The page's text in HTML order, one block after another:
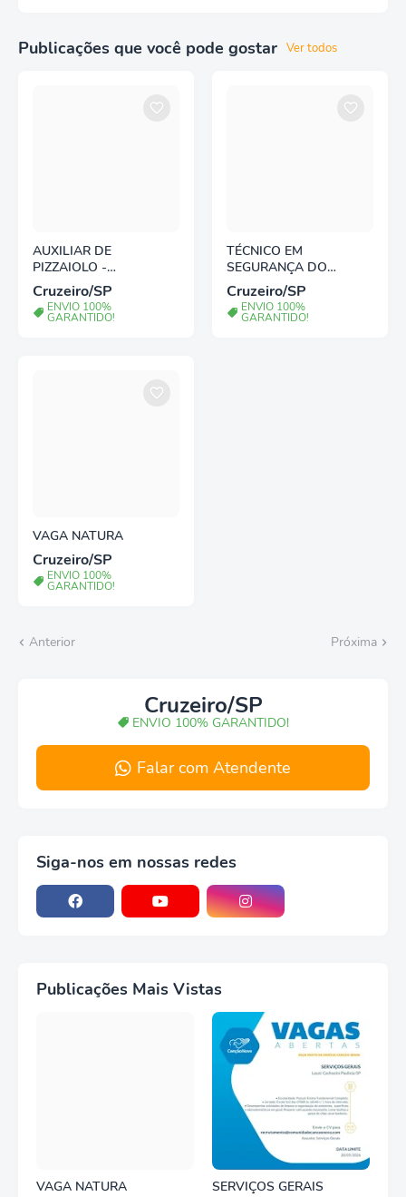
Publicações que você pode gostar Ver todos
AUXILIAR DE
PIZZAIOLO -
PINDAMONHANGABA/S
P
Cruzeiro/SP
ENVIO 100%
GARANTIDO!
TÉCNICO EM
SEGURANÇA DO
TRABALHO
Cruzeiro/SP
ENVIO 100%
GARANTIDO!
VAGA NATURA
Cruzeiro/SP
ENVIO 100%
GARANTIDO!
Anterior Próxima
Cruzeiro/SP
ENVIO 100% GARANTIDO!
Falar com Atendente
Siga-nos em nossas redes
Publicações Mais Vistas
VAGA NATURA
SERVIÇOS GERAIS